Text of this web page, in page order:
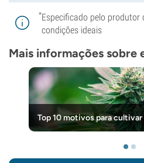
*Especificado pelo produtor
condições ideais
Mais informações sobre
Top 10 motivos para